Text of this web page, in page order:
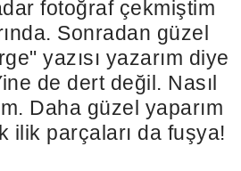
fotoğraf çekmiştim
Sonradan güzel
yazısı yazarım diye
de dert değil. Nasıl
Daha güzel yaparım
ilik parçaları da fuşya!